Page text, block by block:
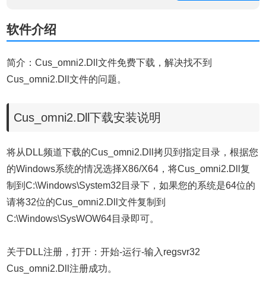
软件介绍
简介：Cus_omni2.Dll文件免费下载，解决找不到
Cus_omni2.Dll文件的问题。
Cus_omni2.Dll下载安装说明
将从DLL频道下载的Cus_omni2.Dll拷贝到指定目录，根据您
的Windows系统的情况选择X86/X64，将Cus_omni2.Dll复
制到C:\Windows\System32目录下，如果您的系统是64位的
请将32位的Cus_omni2.Dll文件复制到
C:\Windows\SysWOW64目录即可。
关于DLL注册，打开：开始-运行-输入regsvr32
Cus_omni2.Dll注册成功。